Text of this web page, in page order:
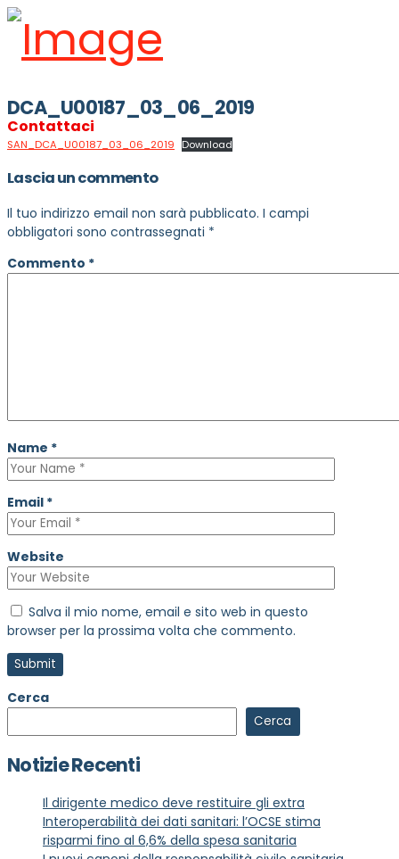
Contattaci
DCA_U00187_03_06_2019
SAN_DCA_U00187_03_06_2019 Download
Lascia un commento
Il tuo indirizzo email non sarà pubblicato. I campi
obbligatori sono contrassegnati *
Commento *
Name *
Email *
Website
Salva il mio nome, email e sito web in questo
browser per la prossima volta che commento.
Cerca
Cerca
Notizie Recenti
Il dirigente medico deve restituire gli extra
Interoperabilità dei dati sanitari: l’OCSE stima
risparmi fino al 6,6% della spesa sanitaria